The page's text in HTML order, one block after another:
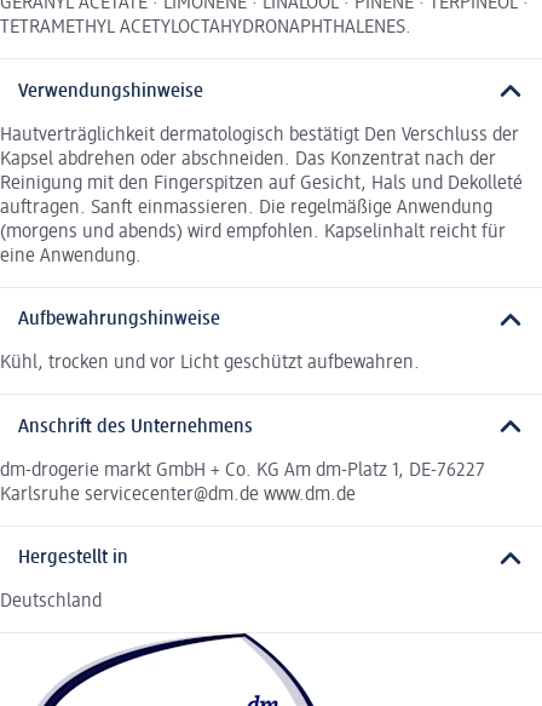
GERANYL ACETATE · LIMONENE · LINALOOL · PINENE · TERPINEOL ·
TETRAMETHYL ACETYLOCTAHYDRONAPHTHALENES.
Verwendungshinweise
Hautverträglichkeit dermatologisch bestätigt Den Verschluss der
Kapsel abdrehen oder abschneiden. Das Konzentrat nach der
Reinigung mit den Fingerspitzen auf Gesicht, Hals und Dekolleté
auftragen. Sanft einmassieren. Die regelmäßige Anwendung
(morgens und abends) wird empfohlen. Kapselinhalt reicht für
eine Anwendung.
Aufbewahrungshinweise
Kühl, trocken und vor Licht geschützt aufbewahren.
Anschrift des Unternehmens
dm-drogerie markt GmbH + Co. KG Am dm-Platz 1, DE-76227
Karlsruhe servicecenter@dm.de www.dm.de
Hergestellt in
Deutschland